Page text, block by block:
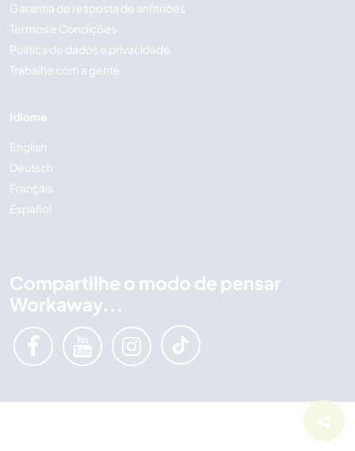
Garantia de resposta de anfitriões
Termos e Condições
Política de dados e privacidade
Trabalhe com a gente
Idioma
English
Deutsch
Français
Español
Compartilhe o modo de pensar
Workaway...